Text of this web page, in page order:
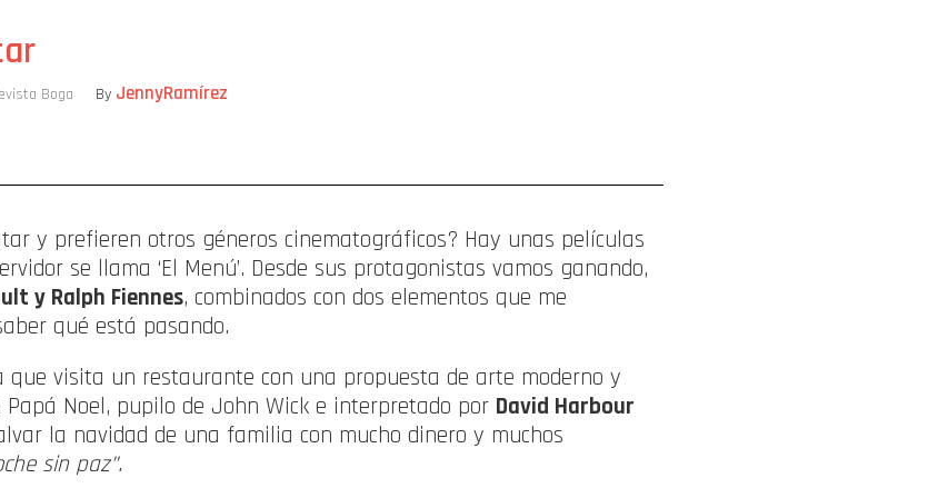
Boga By JennyRamírez
y prefieren otros géneros cinematográficos? Hay unas películas
se llama ‘El Menú’. Desde sus protagonistas vamos ganando,
y Ralph Fiennes, combinados con dos elementos que me
qué está pasando.
que visita un restaurante con una propuesta de arte moderno y
Noel, pupilo de John Wick e interpretado por David Harbour
la navidad de una familia con mucho dinero y muchos
sin paz”.